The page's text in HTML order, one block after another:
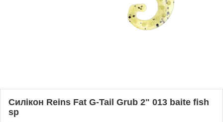
Силікон Reins Fat G-Tail Grub 2" 013 baite fish
sp